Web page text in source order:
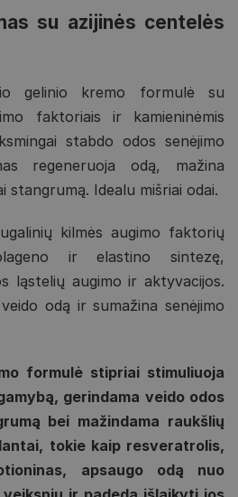
su azijinės centelės
gelinio kremo formulė su
faktoriais ir kamieninėmis
stabdo odos senėjimo
regeneruoja odą, mažina
stangrumą. Idealu mišriai odai.
kilmės augimo faktorių
ir elastino sintezę,
ląstelių augimo ir aktyvacijos.
odą ir sumažina senėjimo
formulė stipriai stimuliuoja
gerindama veido odos
bei mažindama raukšlių
tokie kaip resveratrolis,
apsaugo odą nuo